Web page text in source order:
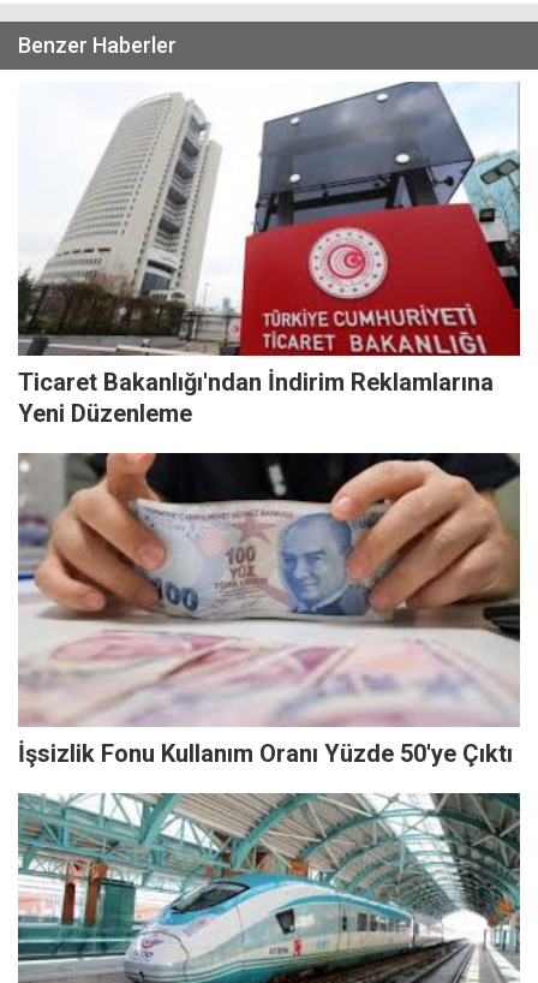
Benzer Haberler
Ticaret Bakanlığı'ndan İndirim Reklamlarına
Yeni Düzenleme
İşsizlik Fonu Kullanım Oranı Yüzde 50'ye Çıktı